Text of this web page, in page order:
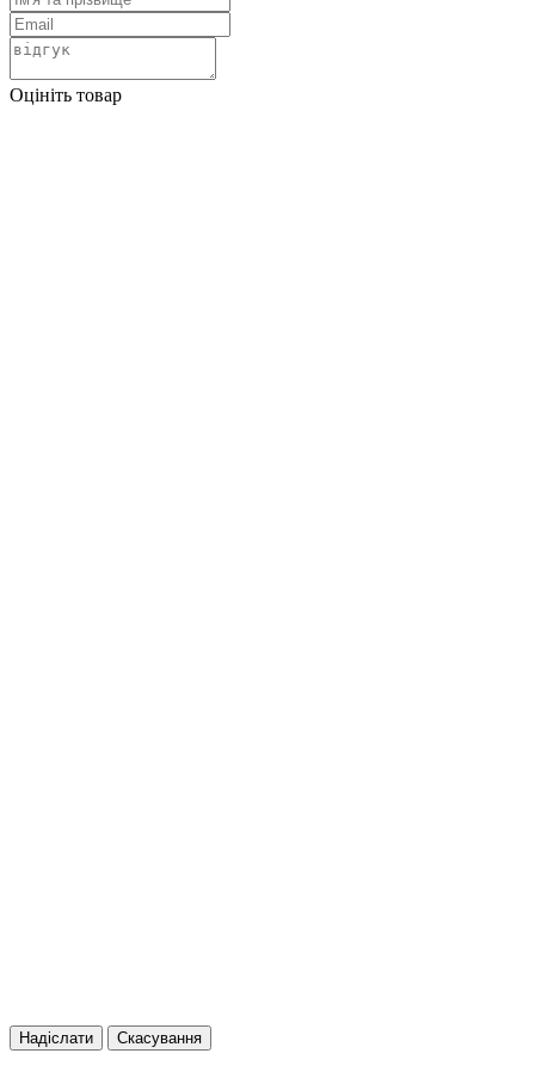
Оцініть товар
Надіслати Скасування